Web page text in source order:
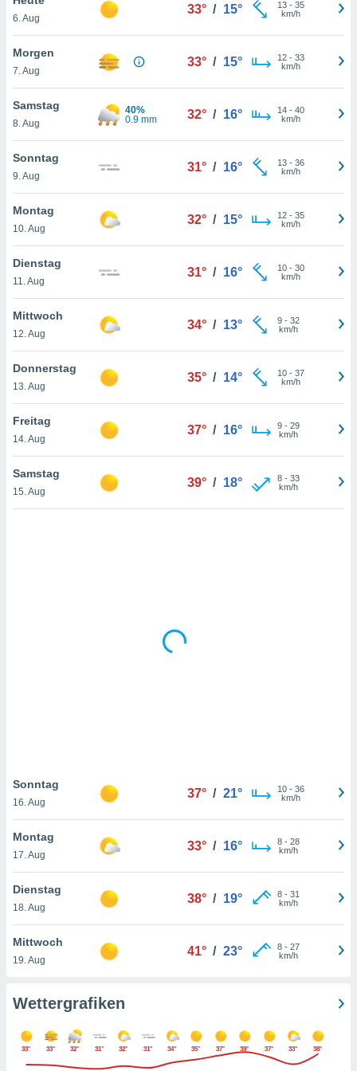
oder
Partner
es uns
das
der
Profil zu
Ihnen
finden
. Sie
jederzeit
Rand
können
von
und
klicken.
und
6. Aug
33° / 15° 13- 35
km/h
Morgen
7. Aug
33° / 15° 12- 33
km/h
Samstag
8. Aug
40%
0.9 mm
32° / 16° 14- 40
km/h
Sonntag
9. Aug
31° / 16° 13- 36
km/h
Montag
10. Aug
32° / 15° 12- 35
km/h
Dienstag
11. Aug
31° / 16° 10- 30
km/h
Mittwoch
12. Aug
34° / 13° 9- 32
km/h
Donnerstag
13. Aug
35° / 14° 10- 37
km/h
Freitag
14. Aug
37° / 16° 9- 29
km/h
Samstag
15. Aug
39° / 18° 8- 33
km/h
Sonntag
16. Aug
37° / 21° 10- 36
km/h
Montag
17. Aug
33° / 16° 8- 28
km/h
Dienstag
18. Aug
38° / 19° 8- 31
km/h
Mittwoch
19. Aug
41° / 23° 8- 27
km/h
Wettergrafiken
33° 33° 32° 31° 32° 31° 34° 35° 37° 39° 37° 33° 38°